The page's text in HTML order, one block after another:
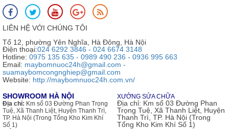
LIÊN HỆ VỚI CHÚNG TÔI
Tổ 12, phường Yên Nghĩa, Hà Đông, Hà Nội
Điện thoại:024 6292 3846 - 024 6674 3148
Hotline: 0975 135 635 - 0989 490 236 - 0936 995 663
Email: maybomnuoc24h@gmail.com -
suamaybomcongnghiep@gmail.com
Website: http://maybomnuoc24h.com.vn/
SHOWROOM HÀ NỘI
Địa chỉ: Km số 03 Đường Phan Trọng
Tuệ, Xã Thanh Liệt, Huyện Thanh Trì,
TP. Hà Nội (Trong Tổng Kho Kim Khí
Số 1)
XƯỞNG SỬA CHỮA
Địa chỉ: Km số 03 Đường Phan
Trọng Tuệ, Xã Thanh Liệt, Huyện
Thanh Trì, TP. Hà Nội (Trong
Tổng Kho Kim Khí Số 1)